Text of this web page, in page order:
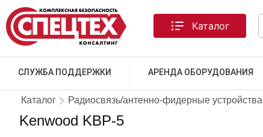
СЛУЖБА ПОДДЕРЖКИ АРЕНДА ОБОРУДОВАНИЯ
Каталог
Каталог Радиосвязь/антенно-фидерные устройства
Kenwood KBP-5